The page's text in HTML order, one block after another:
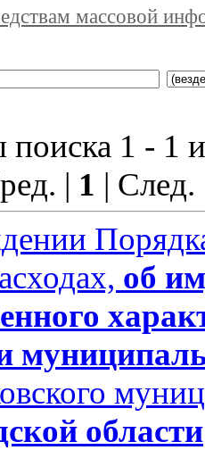
массовой
поиска 1 - 1
| 1 |
об
области